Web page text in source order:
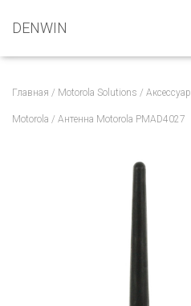
DENWIN
Главная / Motorola Solutions /
Motorola / Антенна Motorola PMAD4027